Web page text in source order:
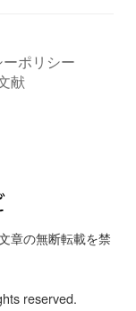
ポリシー
献
章の無断転載を禁
reserved.